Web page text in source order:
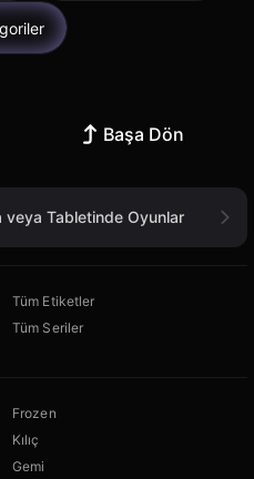
Başa Dön
veya Tabletinde Oyunlar
Tüm Etiketler
Tüm Seriler
Frozen
Kılıç
Gemi